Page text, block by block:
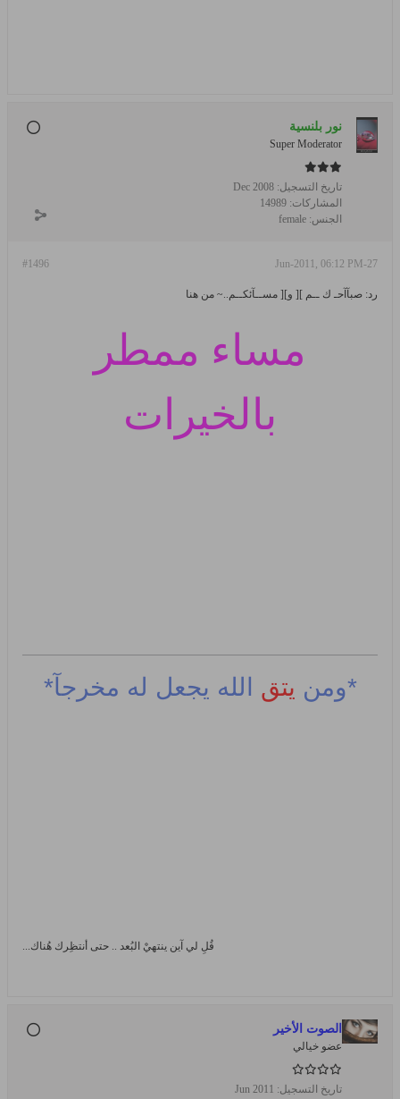
نور بلنسية
Super Moderator
تاريخ التسجيل: Dec 2008
المشاركات: 14989
الجنس: female
#1496 27-Jun-2011, 06:12 PM
رد: صبآآحـ ك ــم ][ و][ مســآئكــم..~ من هنا
مساء ممطر
بالخيرات
*ومن يتق الله يجعل له مخرجآ*
قُلِ لي آين ينتهيْ البُعد .. حتى أنتظِرك هُناك...
الصوت الأخير
عضو خيالي
تاريخ التسجيل: Jun 2011